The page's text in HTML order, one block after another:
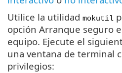
Utilice la utilidad mokutil
opción Arranque seguro
equipo. Ejecute el
una ventana de terminal
privilegios: